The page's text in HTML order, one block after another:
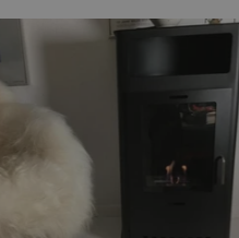
Scheda tecnica